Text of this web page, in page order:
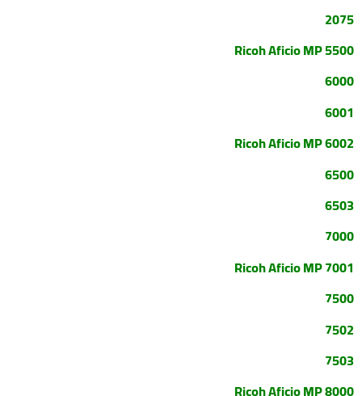
2075
Ricoh Aficio MP 5500
6000
6001
Ricoh Aficio MP 6002
6500
6503
7000
Ricoh Aficio MP 7001
7500
7502
7503